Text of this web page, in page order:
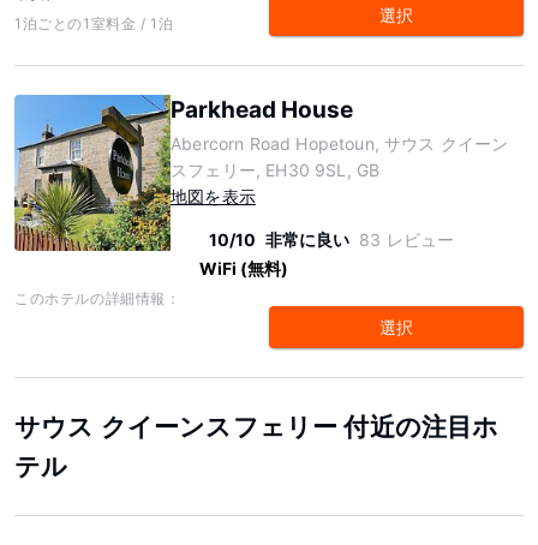
1泊ごとの1室料金 / 1泊 選択
Parkhead House
Abercorn Road Hopetoun, サウス クイーン
スフェリー, EH30 9SL, GB
地図を表示
10/10 非常に良い 83 レビュー
WiFi (無料)
このホテルの詳細情報：
選択
サウス クイーンスフェリー 付近の注目ホ
テル